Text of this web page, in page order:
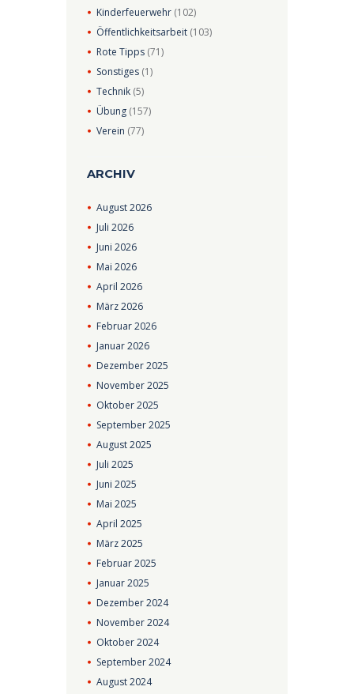
Kinderfeuerwehr (102)
Öffentlichkeitsarbeit (103)
Rote Tipps (71)
Sonstiges (1)
Technik (5)
Übung (157)
Verein (77)
ARCHIV
August2026
Juli2026
Juni2026
Mai2026
April2026
März2026
Februar2026
Januar2026
Dezember2025
November2025
Oktober2025
September2025
August2025
Juli2025
Juni2025
Mai2025
April2025
März2025
Februar2025
Januar2025
Dezember2024
November2024
Oktober2024
September2024
August2024